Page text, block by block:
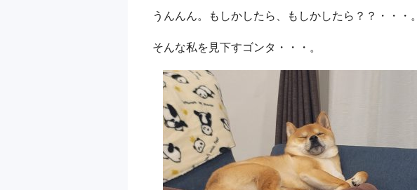
うんんん。もしかしたら、もしかしたら？？・・・。
そんな私を見下すゴンタ・・・。